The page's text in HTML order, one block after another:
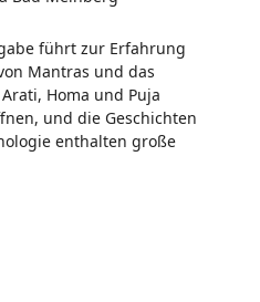
führt zur Erfahrung
Mantras und das
Homa und Puja
und die Geschichten
enthalten große